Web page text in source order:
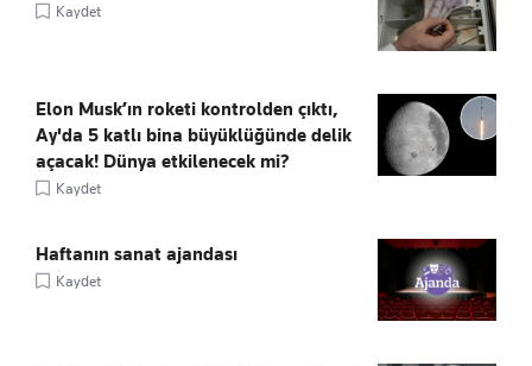
Kaydet
Elon Musk’ın roketi kontrolden çıktı,
Ay'da 5 katlı bina büyüklüğünde delik
açacak! Dünya etkilenecek mi?
Kaydet
Haftanın sanat ajandası
Kaydet